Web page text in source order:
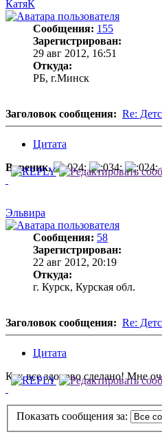
КатяК
Сообщения: 155
Зарегистрирован:
29 авг 2012, 16:51
Откуда:
РБ, г.Минск
Заголовок сообщения: Re:
Цитата
Вареник,
Эльвира
Сообщения: 58
Зарегистрирован:
22 авг 2012, 20:19
Откуда:
г. Курск, Курская обл.
Заголовок сообщения: Re:
Цитата
Как все здорово сделано! Мне
Показать сообщения за: